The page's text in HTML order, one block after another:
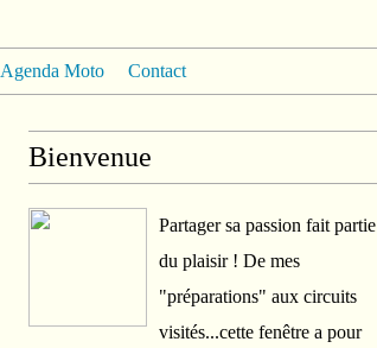
Agenda Moto Contact
Bienvenue
Partager sa passion fait partie
du plaisir ! De mes
"préparations" aux circuits
visités...cette fenêtre a pour